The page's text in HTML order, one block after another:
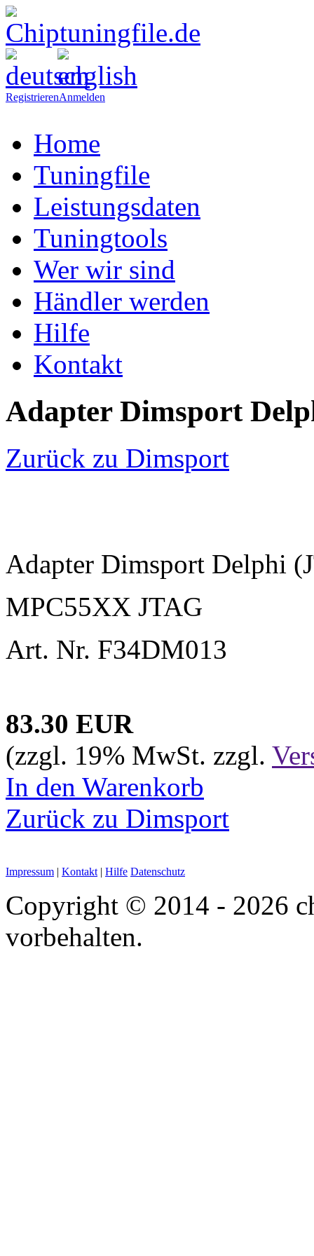
RegistrierenAnmelden
Home
Tuningfile
Leistungsdaten
Tuningtools
Wer wir sind
Händler werden
Hilfe
Kontakt
Adapter Dimsport
Zurück zu Dimsport
Adapter Dimsport Delphi
MPC55XX JTAG
Art. Nr. F34DM013
83.30 EUR
(zzgl. 19% MwSt. zzgl.
In den Warenkorb
Zurück zu Dimsport
Impressum | Kontakt | Hilfe Datenschutz
Copyright © 2014 - 2026
vorbehalten.